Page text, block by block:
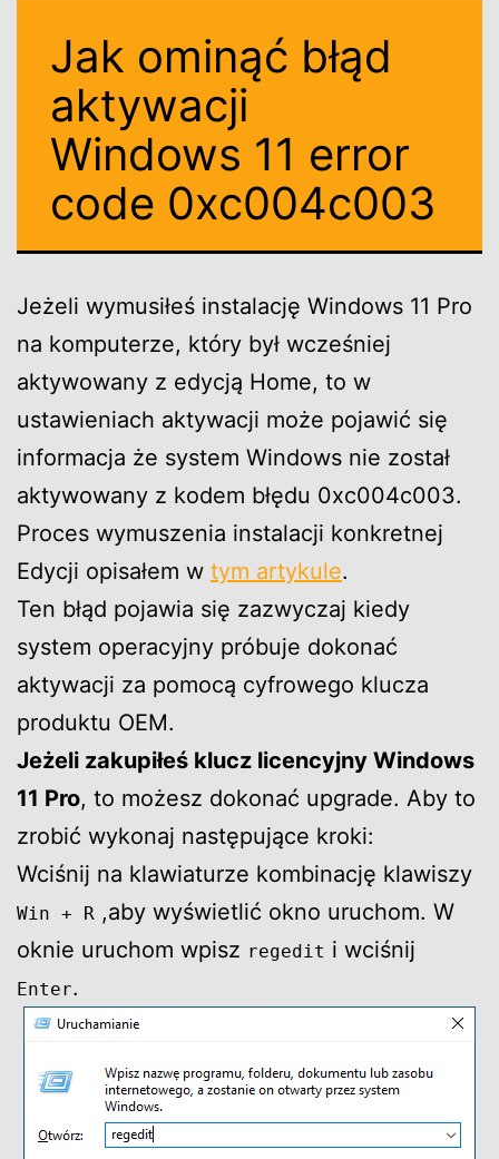
Jak ominąć błąd
aktywacji
Windows 11 error
code 0xc004c003
Jeżeli wymusiłeś instalację Windows 11 Pro
na komputerze, który był wcześniej
aktywowany z edycją Home, to w
ustawieniach aktywacji może pojawić się
informacja że system Windows nie został
aktywowany z kodem błędu 0xc004c003.
Proces wymuszenia instalacji konkretnej
Edycji opisałem w tym artykule.
Ten błąd pojawia się zazwyczaj kiedy
system operacyjny próbuje dokonać
aktywacji za pomocą cyfrowego klucza
produktu OEM.
Jeżeli zakupiłeś klucz licencyjny Windows
11 Pro, to możesz dokonać upgrade. Aby to
zrobić wykonaj następujące kroki:
Wciśnij na klawiaturze kombinację klawiszy
Win + R ,aby wyświetlić okno uruchom. W
oknie uruchom wpisz regedit i wciśnij
Enter.